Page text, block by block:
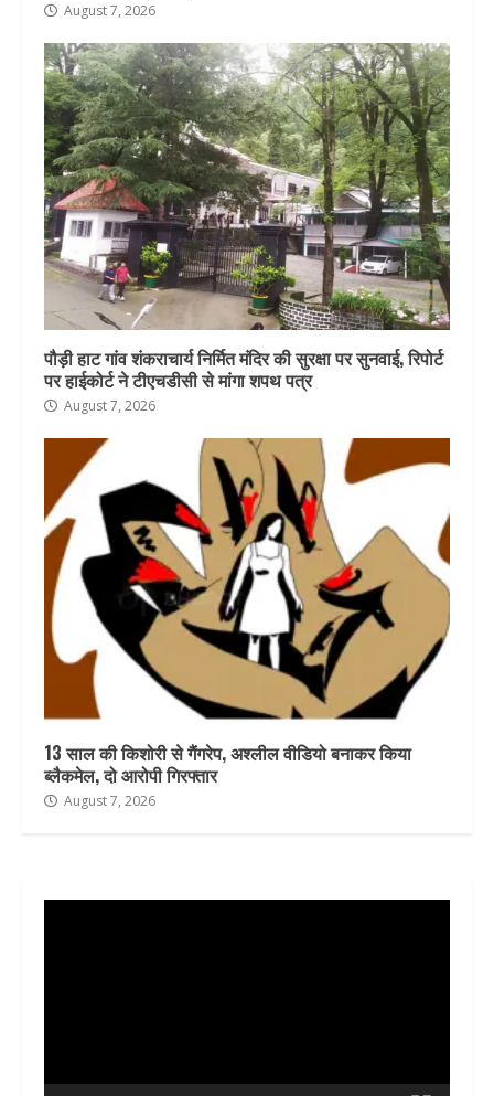
August 7, 2026
पौड़ी हाट गांव शंकराचार्य निर्मित मंदिर की सुरक्षा पर सुनवाई, रिपोर्ट
पर हाईकोर्ट ने टीएचडीसी से मांगा शपथ पत्र
August 7, 2026
13 साल की किशोरी से गैंगरेप, अश्लील वीडियो बनाकर किया
ब्लैकमेल, दो आरोपी गिरफ्तार
August 7, 2026